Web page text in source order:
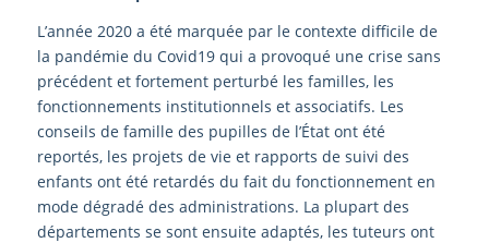
L’année 2020 a été marquée par le contexte difficile de
la pandémie du Covid19 qui a provoqué une crise sans
précédent et fortement perturbé les familles, les
fonctionnements institutionnels et associatifs. Les
conseils de famille des pupilles de l’État ont été
reportés, les projets de vie et rapports de suivi des
enfants ont été retardés du fait du fonctionnement en
mode dégradé des administrations. La plupart des
départements se sont ensuite adaptés, les tuteurs ont